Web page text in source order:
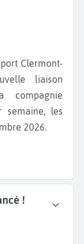
liaison
compagnie
semaine, les
2026.
!